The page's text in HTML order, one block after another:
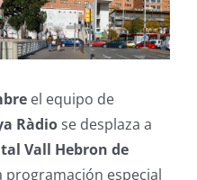
el equipo de
Ràdiose desplaza a
Vall Hebron de
especial